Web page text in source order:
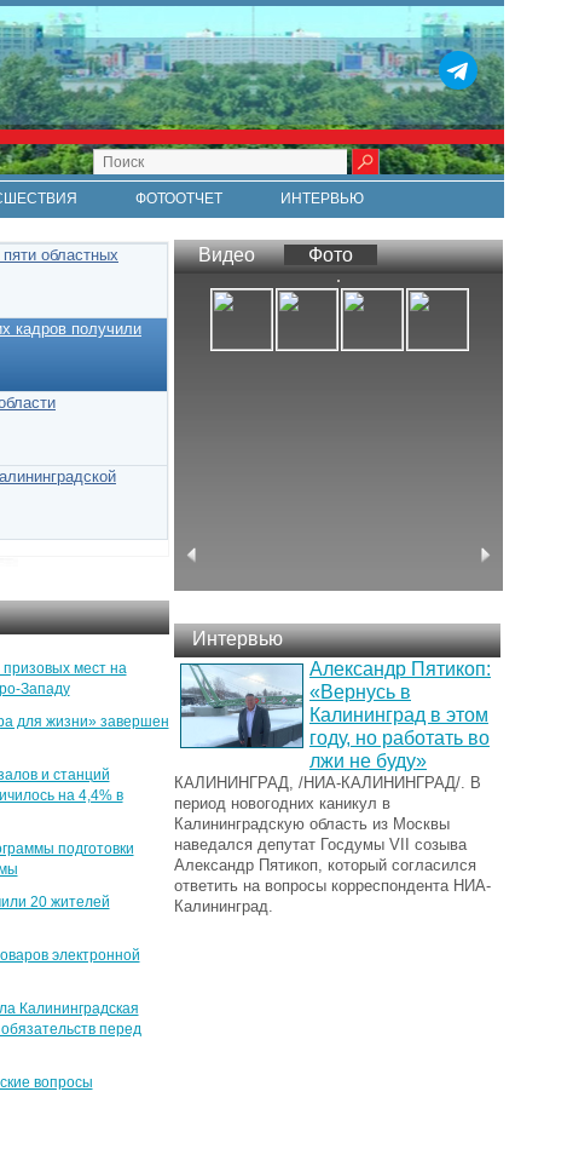
ФОТООТЧЕТ
ИНТЕРВЬЮ
областных
кадров получили
мест на
Западу
для жизни» завершен
и станций
на 4,4% в
подготовки
20 жителей
электронной
Калининградская
перед
вопросы
Видео Фото
Интервью
Александр Пятикоп:
«Вернусь в
Калининград в этом
году, но работать во
лжи не буду»
КАЛИНИНГРАД, /НИА-КАЛИНИНГРАД/. В
период новогодних каникул в
Калининградскую область из Москвы
наведался депутат Госдумы VII созыва
Александр Пятикоп, который согласился
ответить на вопросы корреспондента НИА-
Калининград.